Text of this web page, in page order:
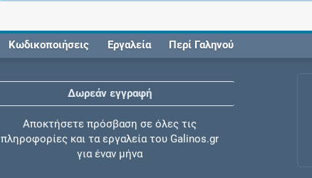
Κωδικοποιήσεις Εργαλεία Περί Γαληνού
Δωρεάν εγγραφή
Αποκτήσετε πρόσβαση σε όλες τις
πληροφορίες και τα εργαλεία του Galinos.gr
για έναν μήνα